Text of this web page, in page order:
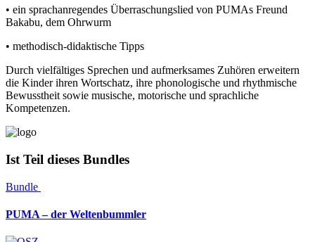
• ein sprachanregendes Überraschungslied von PUMAs Freund
Bakabu, dem Ohrwurm
• methodisch-didaktische Tipps
Durch vielfältiges Sprechen und aufmerksames Zuhören erweitern
die Kinder ihren Wortschatz, ihre phonologische und rhythmische
Bewusstheit sowie musische, motorische und sprachliche
Kompetenzen.
Ist Teil dieses Bundles
Bundle
PUMA – der Weltenbummler